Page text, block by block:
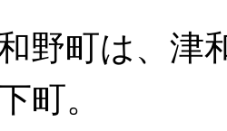
野町は、津
町。